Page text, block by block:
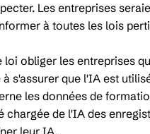
Les entreprises
à toutes les lois
loi obliger les entreprises
s'assurer que l'IA est
les données de
de l'IA des
leur IA.